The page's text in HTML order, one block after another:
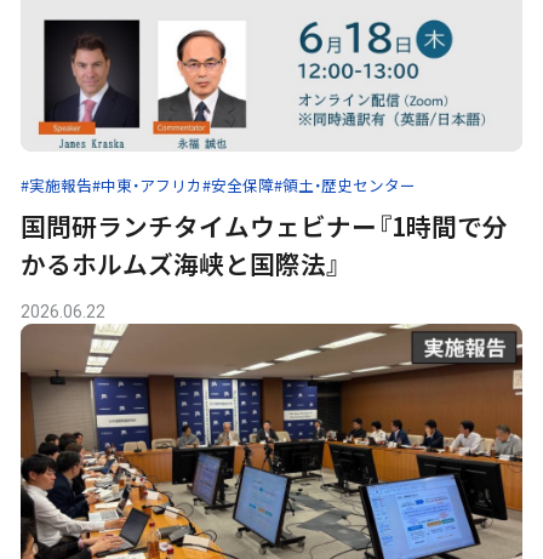
#実施報告#中東・アフリカ#安全保障#領土・歴史センター
国問研ランチタイムウェビナー『1時間で分
かるホルムズ海峡と国際法』
2026.06.22